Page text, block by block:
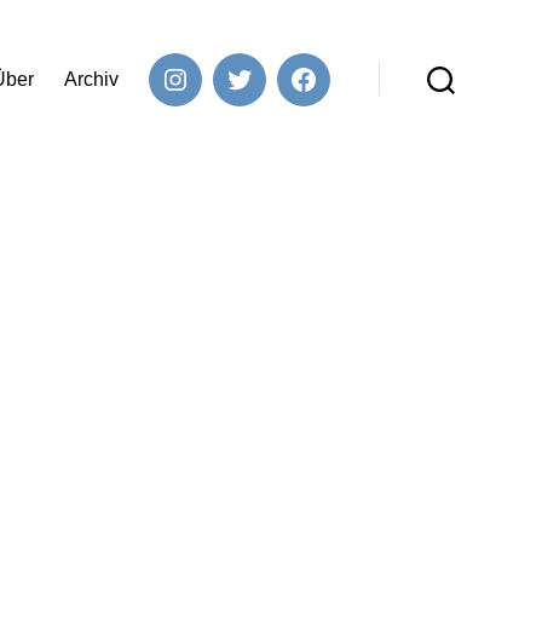
Archiv InstagramTwitter Facebook